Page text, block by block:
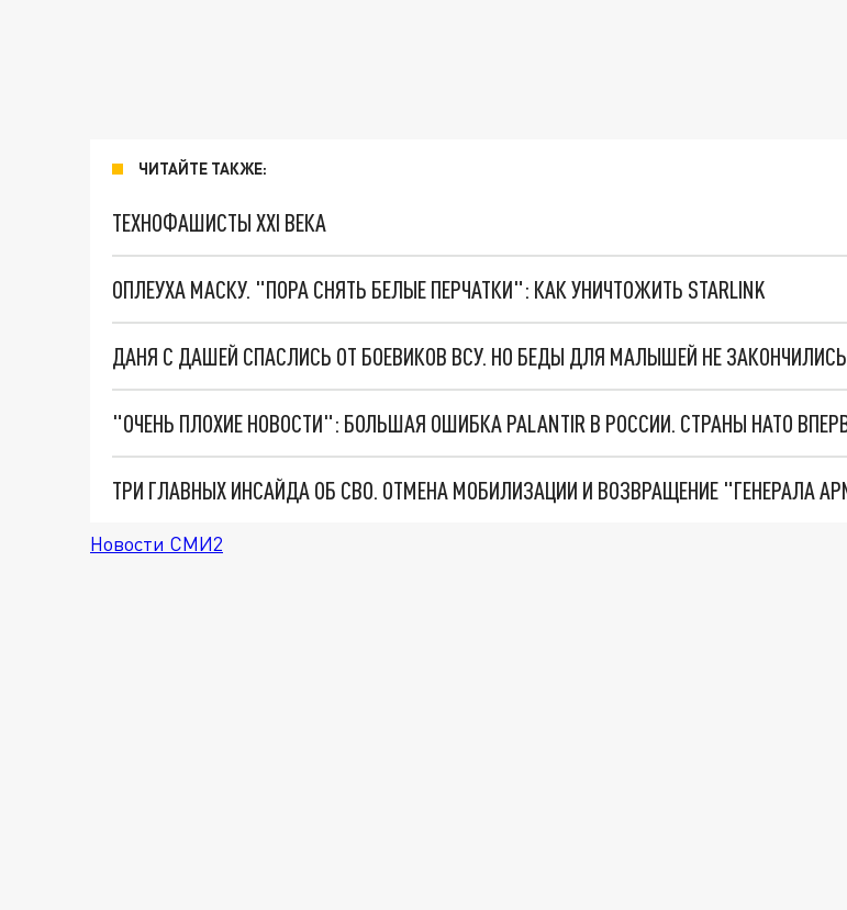
ЧИТАЙТЕ ТАКЖЕ:
ТЕХНОФАШИСТЫ XXI ВЕКА
ОПЛЕУХА МАСКУ. "ПОРА СНЯТЬ БЕЛЫЕ ПЕРЧАТКИ": КАК УНИЧТОЖИТЬ STARLINK
ДАНЯ С ДАШЕЙ СПАСЛИСЬ ОТ БОЕВИКОВ ВСУ. НО БЕДЫ ДЛЯ МАЛЫШЕЙ НЕ ЗАКОНЧИЛИСЬ
Новости СМИ2